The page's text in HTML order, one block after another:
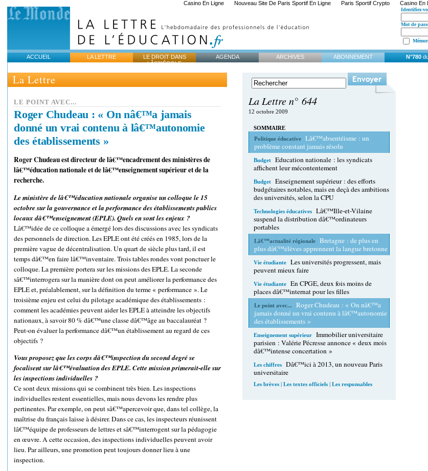
Casino En Ligne Nouveau Site De Paris Sportif En Ligne Paris Sportif Crypto Casino En
Identifiez-
Mot de
ACCUEIL LA LETTRE
LE DROIT DANS
LÂ€™ÉCOLE
AGENDA ARCHIVES ABONNEMENT N°780
La Lettre
LE POINT AVEC...
Roger Chudeau : « On nâ€™a jamais
donné un vrai contenu à lâ€™autonomie
des établissements »
Roger Chudeau est directeur de lâ€™encadrement des ministères de
lâ€™éducation nationale et de lâ€™enseignement supérieur et de la
recherche.
Le ministère de lâ€™éducation nationale organise un colloque le 15
octobre sur la gouvernance et la performance des établissements publics
locaux dâ€™enseignement (EPLE). Quels en sont les enjeux ?
Lâ€™idée de ce colloque a émergé lors des discussions avec les syndicats
des personnels de direction. Les EPLE ont été créés en 1985, lors de la
première vague de décentralisation. Un quart de siècle plus tard, il est
temps dâ€™en faire lâ€™inventaire. Trois tables rondes vont ponctuer le
colloque. La première portera sur les missions des EPLE. La seconde
sâ€™interrogera sur la manière dont on peut améliorer la performance des
EPLE et, préalablement, sur la définition du terme « performance ». Le
troisième enjeu est celui du pilotage académique des établissements :
comment les académies peuvent aider les EPLE à atteindre les objectifs
nationaux, à savoir 80 % dâ€™une classe dâ€™âge au baccalauréat ?
Peut-on évaluer la performance dâ€™un établissement au regard de ces
objectifs ?
Vous proposez que les corps dâ€™inspection du second degré se
focalisent sur lâ€™évaluation des EPLE. Cette mission primerait-elle sur
les inspections individuelles ?
Ce sont deux missions qui se combinent très bien. Les inspections
individuelles restent essentielles, mais nous devons les rendre plus
pertinentes. Par exemple, on peut sâ€™apercevoir que, dans tel collège, la
maîtrise du français laisse à désirer. Dans ce cas, les inspecteurs réunissent
lâ€™équipe de professeurs de lettres et sâ€™interrogent sur la pédagogie
en œuvre. A cette occasion, des inspections individuelles peuvent avoir
lieu. Par ailleurs, une promotion peut toujours donner lieu à une
inspection.
La Lettre n° 644
12 octobre 2009
SOMMAIRE
Politique éducative
Lâ€™absentéisme : un
problème constant jamais résolu
Budget
Education nationale : les syndicats
affichent leur mécontentement
Budget
Enseignement supérieur : des efforts
budgétaires notables, mais en deçà des ambitions
des universités, selon la CPU
Technologies éducatives
Lâ€™Ille-et-Vilaine
suspend la distribution dâ€™ordinateurs
portables
Lâ€™actualité régionale
Bretagne : de plus en
plus dâ€™élèves apprennent la langue bretonne
Vie étudiante
Les universités progressent, mais
peuvent mieux faire
Vie étudiante
En CPGE, deux fois moins de
places dâ€™internat pour les filles
Le point avec...
Roger Chudeau : « On nâ€™a
jamais donné un vrai contenu à lâ€™autonomie
des établissements »
Enseignement supérieur
Immobilier universitaire
parisien : Valérie Pécresse annonce « deux mois
dâ€™intense concertation »
Les chiffres
Dâ€™ici à 2013, un nouveau Paris
universitaire
Les brèves | Les textes officiels | Les responsables